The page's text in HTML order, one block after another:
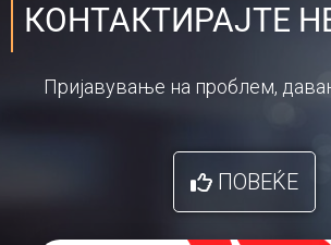
КОНТАКТИРАЈТЕ
Пријавување на проблем,
ПОВЕЌЕ